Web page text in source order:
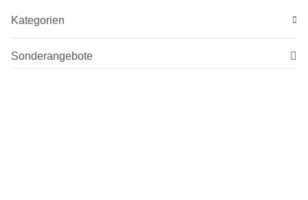
Kategorien
Sonderangebote